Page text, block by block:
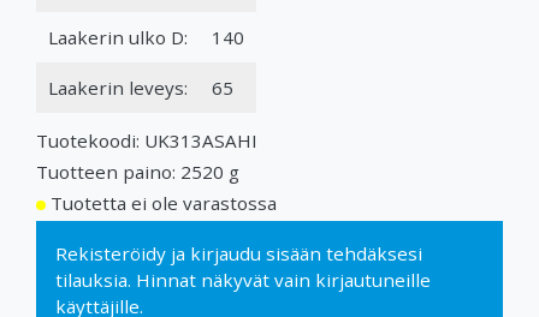
Laakerin ulko D: 140
Laakerin leveys: 65
Tuotekoodi: UK313ASAHI
Tuotteen paino: 2520 g
Tuotetta ei ole varastossa
Rekisteröidy ja kirjaudu sisään tehdäksesi
tilauksia. Hinnat näkyvät vain kirjautuneille
käyttäjille.